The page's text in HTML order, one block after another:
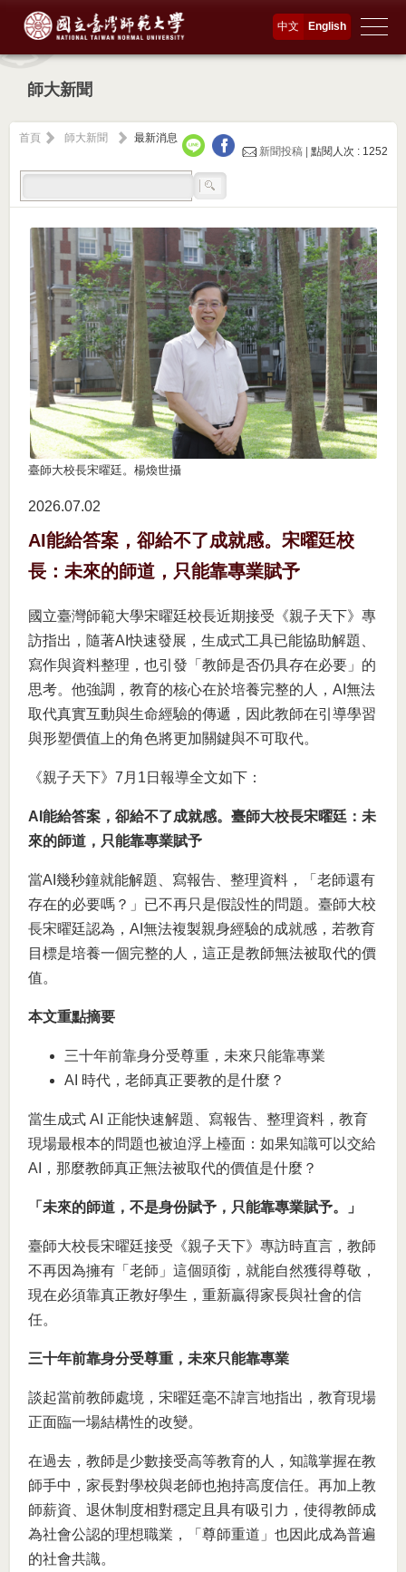
English
中文
師大新聞
首頁 師大新聞
最新消息
新聞投稿 |點閱人次 : 1252
臺師大校長宋曜廷。楊煥世攝
2026.07 02
AI能給答案，卻給不了成就感。宋曜廷校
長：未來的師道，只能靠專業賦予
國立臺灣師範大學宋曜廷校長近期接受《親子天下》專
訪指出，隨著AI快速發展，生成式工具已能協助解題、
寫作與資料整理，也引發「教師是否仍具存在必要」的
思考。他強調，教育的核心在於培養完整的人，AI無法
取代真實互動與生命經驗的傳遞，因此教師在引導學習
與形塑價值上的角色將更加關鍵與不可取代。
《親子天下》7月1日報導全文如下：
AI能給答案，卻給不了成就感。臺師大校長宋曜廷：未
來的師道，只能靠專業賦予
當AI幾秒鐘就能解題、寫報告、整理資料，「老師還有
存在的必要嗎？」已不再只是假設性的問題。臺師大校
長宋曜廷認為，AI無法複製親身經驗的成就感，若教育
目標是培養一個完整的人，這正是教師無法被取代的價
值。
本文重點摘要
三十年前靠身分受尊重，未來只能靠專業
AI 時代，老師真正要教的是什麼？
當生成式 AI 正能快速解題、寫報告、整理資料，教育
現場最根本的問題也被迫浮上檯面：如果知識可以交給
AI，那麼教師真正無法被取代的價值是什麼？
「未來的師道，不是身份賦予，只能靠專業賦予。」
臺師大校長宋曜廷接受《親子天下》專訪時直言，教師
不再因為擁有「老師」這個頭銜，就能自然獲得尊敬，
現在必須靠真正教好學生，重新贏得家長與社會的信
任。
三十年前靠身分受尊重，未來只能靠專業
談起當前教師處境，宋曜廷毫不諱言地指出，教育現場
正面臨一場結構性的改變。
在過去，教師是少數接受高等教育的人，知識掌握在教
師手中，家長對學校與老師也抱持高度信任。再加上教
師薪資、退休制度相對穩定且具有吸引力，使得教師成
為社會公認的理想職業，「尊師重道」也因此成為普遍
的社會共識。